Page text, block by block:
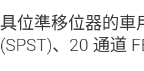
具位準移位器的車
(SPST)、20 通道